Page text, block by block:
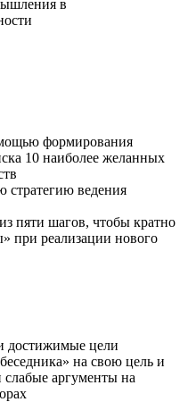
в
формирования
10 наиболее желанных
стратегию ведения
пяти шагов, чтобы кратно
при реализации нового
достижимые цели
на свою цель и
слабые аргументы на